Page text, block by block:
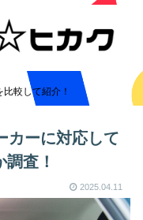
較して紹介！
カーに対応して
査！
2025.04.11